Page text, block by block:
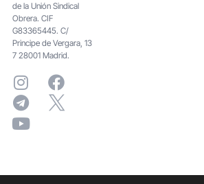
de la Unión Sindical
Obrera. CIF
G83365445. C/
Principe de Vergara, 13
7 28001 Madrid.